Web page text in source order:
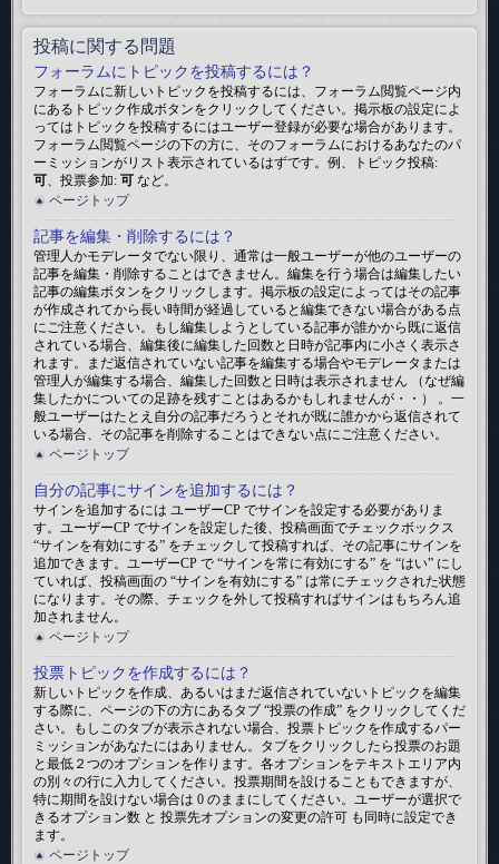
投稿に関する問題
フォーラムにトピックを投稿するには？
フォーラムに新しいトピックを投稿するには、フォーラム閲覧ページ内
にあるトピック作成ボタンをクリックしてください。掲示板の設定によ
ってはトピックを投稿するにはユーザー登録が必要な場合があります。
フォーラム閲覧ページの下の方に、そのフォーラムにおけるあなたのパ
ーミッションがリスト表示されているはずです。例、トピック投稿:
可、投票参加: 可 など。
ページトップ
記事を編集・削除するには？
管理人かモデレータでない限り、通常は一般ユーザーが他のユーザーの
記事を編集・削除することはできません。編集を行う場合は編集したい
記事の編集ボタンをクリックします。掲示板の設定によってはその記事
が作成されてから長い時間が経過していると編集できない場合がある点
にご注意ください。もし編集しようとしている記事が誰かから既に返信
されている場合、編集後に編集した回数と日時が記事内に小さく表示さ
れます。まだ返信されていない記事を編集する場合やモデレータまたは
管理人が編集する場合、編集した回数と日時は表示されません （なぜ編
集したかについての足跡を残すことはあるかもしれませんが・・） 。一
般ユーザーはたとえ自分の記事だろうとそれが既に誰かから返信されて
いる場合、その記事を削除することはできない点にご注意ください。
ページトップ
自分の記事にサインを追加するには？
サインを追加するには ユーザーCP でサインを設定する必要がありま
す。ユーザーCP でサインを設定した後、投稿画面でチェックボックス
“サインを有効にする” をチェックして投稿すれば、その記事にサインを
追加できます。ユーザーCP で “サインを常に有効にする” を “はい” にし
ていれば、投稿画面の “サインを有効にする” は常にチェックされた状態
になります。その際、チェックを外して投稿すればサインはもちろん追
加されません。
ページトップ
投票トピックを作成するには？
新しいトピックを作成、あるいはまだ返信されていないトピックを編集
する際に、ページの下の方にあるタブ “投票の作成” をクリックしてくだ
さい。もしこのタブが表示されない場合、投票トピックを作成するパー
ミッションがあなたにはありません。タブをクリックしたら投票のお題
と最低２つのオプションを作ります。各オプションをテキストエリア内
の別々の行に入力してください。投票期間を設けることもできますが、
特に期間を設けない場合は 0 のままにしてください。ユーザーが選択で
きるオプション数 と 投票先オプションの変更の許可 も同時に設定でき
ます。
ページトップ